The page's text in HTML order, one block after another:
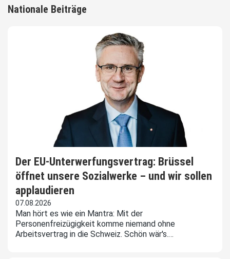
Nationale Beiträge
Der EU-Unterwerfungsvertrag: Brüssel
öffnet unsere Sozialwerke – und wir sollen
applaudieren
07.08.2026
Man hört es wie ein Mantra: Mit der
Personenfreizügigkeit komme niemand ohne
Arbeitsvertrag in die Schweiz. Schön wär's.…